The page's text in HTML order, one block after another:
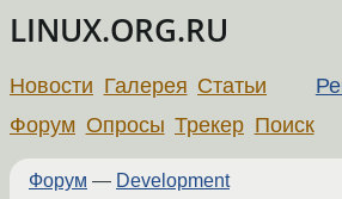
LINUX.ORG.RU
Новости Галерея Статьи
Форум Опросы Трекер Поиск
Форум — Development